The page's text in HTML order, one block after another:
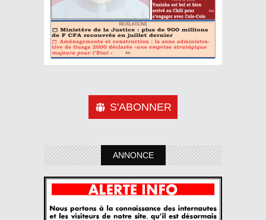
S'ABONNER
ANNONCE